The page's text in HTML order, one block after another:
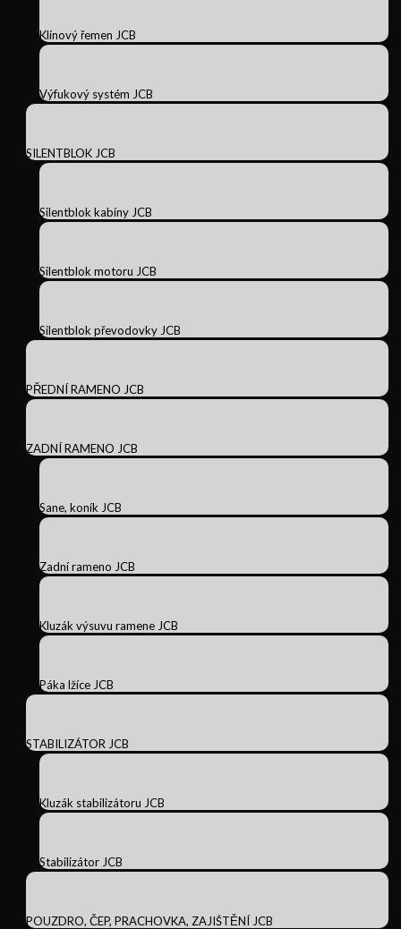
Klínový řemen JCB
Výfukový systém JCB
SILENTBLOK JCB
Silentblok kabíny JCB
Silentblok motoru JCB
Silentblok převodovky JCB
PŘEDNÍ RAMENO JCB
ZADNÍ RAMENO JCB
Sane, koník JCB
Zadní rameno JCB
Kluzák výsuvu ramene JCB
Páka lžíce JCB
STABILIZÁTOR JCB
Kluzák stabilizátoru JCB
Stabilizátor JCB
POUZDRO, ČEP, PRACHOVKA, ZAJIŠTĚNÍ JCB